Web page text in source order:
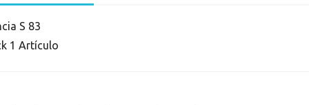
S 83
1 Artículo